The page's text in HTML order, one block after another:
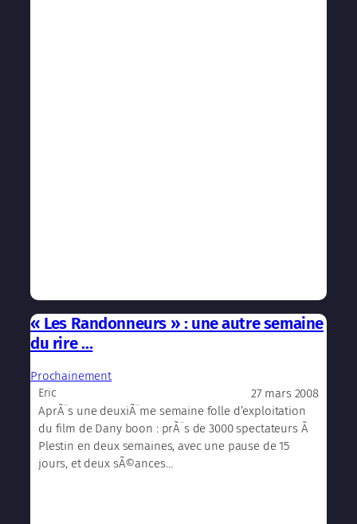
« Les Randonneurs » : une autre semaine
du rire …
Prochainement
Eric
27 mars 2008
AprÃ¨s une deuxiÃ¨me semaine folle d’exploitation
du film de Dany boon : prÃ¨s de 3000 spectateurs Ã
Plestin en deux semaines, avec une pause de 15
jours, et deux sÃ©ances…